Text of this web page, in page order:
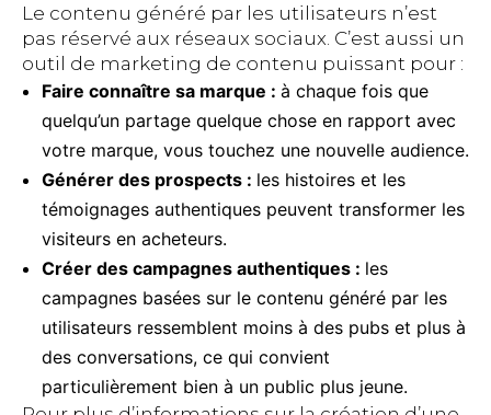
Le contenu généré par les utilisateurs n’est
pas réservé aux réseaux sociaux. C’est aussi un
outil de marketing de contenu puissant pour :
Faire connaître sa marque : à chaque fois que
quelqu’un partage quelque chose en rapport avec
votre marque, vous touchez une nouvelle audience.
Générer des prospects : les histoires et les
témoignages authentiques peuvent transformer les
visiteurs en acheteurs.
Créer des campagnes authentiques : les
campagnes basées sur le contenu généré par les
utilisateurs ressemblent moins à des pubs et plus à
des conversations, ce qui convient
particulièrement bien à un public plus jeune.